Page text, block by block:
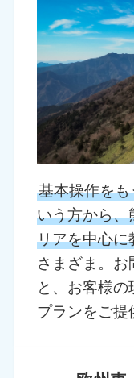
基本操作を
いう方から、
リアを中心に
さまざま。
と、お客様
プランをご提